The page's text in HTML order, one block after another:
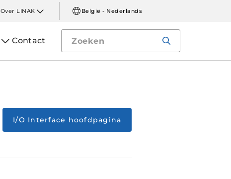
Over LINAK België - Nederlands
Contact
I/O Interface hoofdpagina